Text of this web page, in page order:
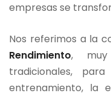
empresas se
Nos referimos a la
Rendimiento, muy
tradicionales,
entrenamiento, la